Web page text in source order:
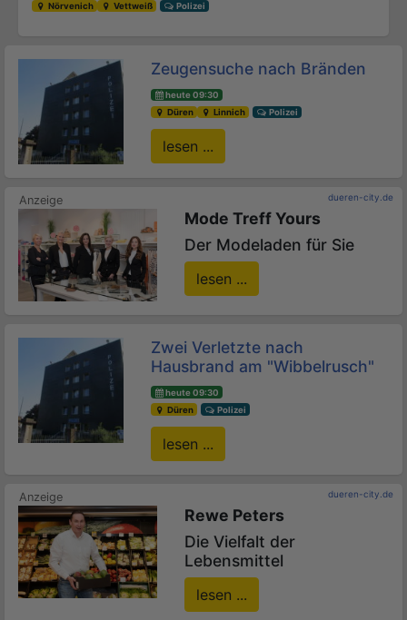
Nörvenich
Vettweiß Polizei
Zeugensuche nach Bränden
heute 09:30
Düren
Linnich Polizei
lesen ...
dueren-city.de
Mode Treff Yours
Der Modeladen für Sie
lesen ...
Zwei Verletzte nach
Hausbrand am "Wibbelrusch"
heute 09:30
Düren
Polizei
lesen ...
dueren-city.de
Rewe Peters
Die Vielfalt der
Lebensmittel
lesen ...